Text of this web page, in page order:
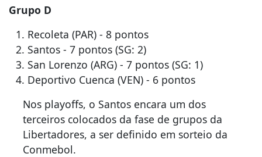
Grupo D
Recoleta (PAR) - 8 pontos
Santos - 7 pontos (SG: 2)
San Lorenzo (ARG) - 7 pontos (SG: 1)
Deportivo Cuenca (VEN) - 6 pontos
Nos playoffs, o Santos encara um dos
terceiros colocados da fase de grupos da
Libertadores, a ser definido em sorteio da
Conmebol.